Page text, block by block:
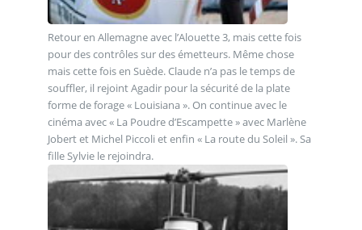
Retour en Allemagne avec l’Alouette 3, mais cette fois
pour des contrôles sur des émetteurs. Même chose
mais cette fois en Suède. Claude n’a pas le temps de
souffler, il rejoint Agadir pour la sécurité de la plate
forme de forage « Louisiana ». On continue avec le
cinéma avec « La Poudre d’Escampette » avec Marlène
Jobert et Michel Piccoli et enfin « La route du Soleil ». Sa
fille Sylvie le rejoindra.